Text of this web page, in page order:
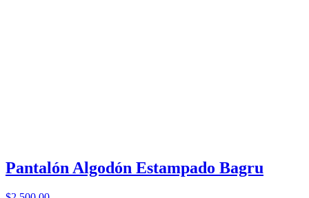
Pantalón Algodón Estampado Bagru